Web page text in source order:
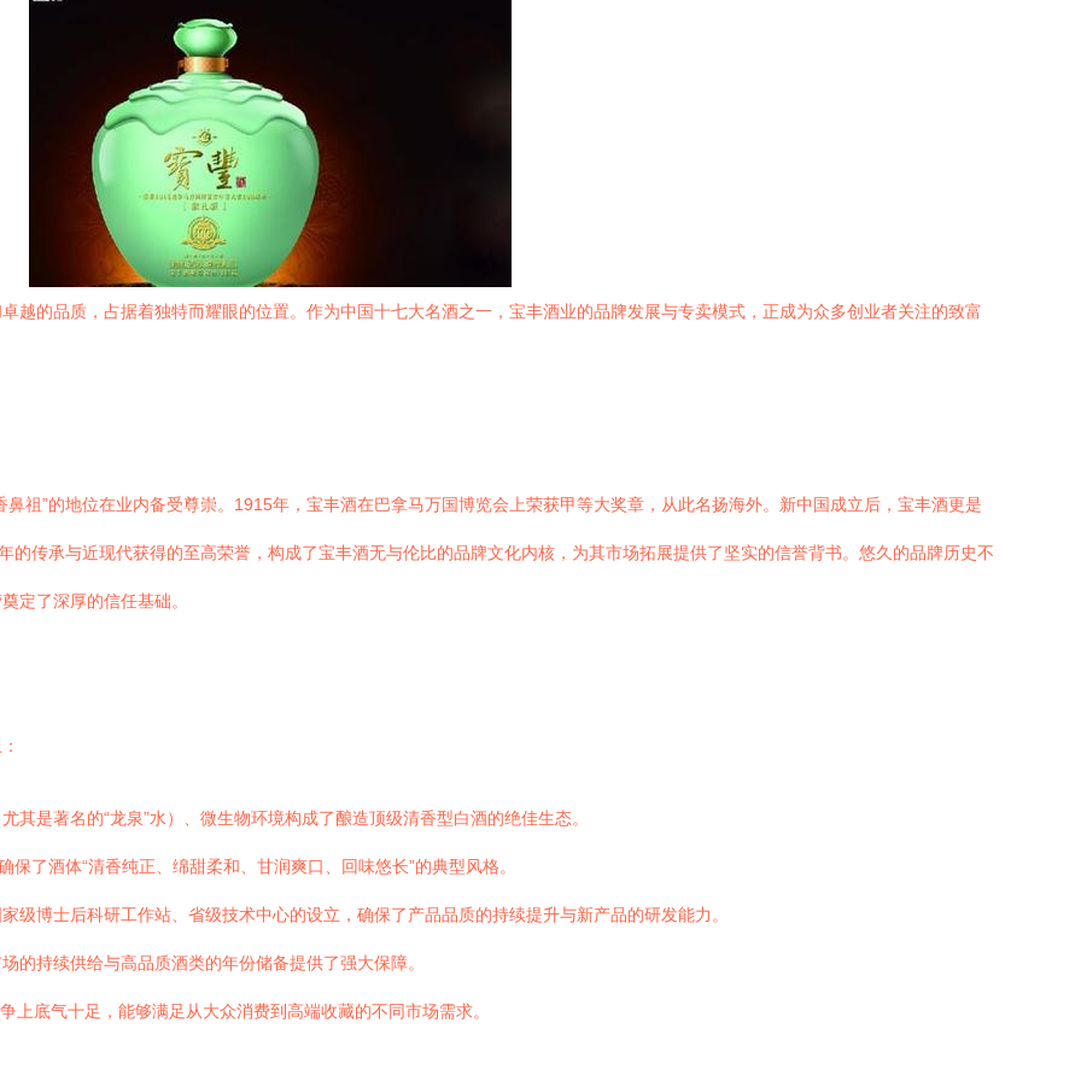
越的品质，占据着独特而耀眼的位置。作为中国十七大名酒之一，宝丰酒业的品牌发展与专卖模式，正成为众多创业者关注的致富
祖”的地位在业内备受尊崇。1915年，宝丰酒在巴拿马万国博览会上荣获甲等大奖章，从此名扬海外。新中国成立后，宝丰酒更是
的传承与近现代获得的至高荣誉，构成了宝丰酒无与伦比的品牌文化内核，为其市场拓展提供了坚实的信誉背书。悠久的品牌历史不
定了深厚的信任基础。
其是著名的“龙泉”水）、微生物环境构成了酿造顶级清香型白酒的绝佳生态。
了酒体“清香纯正、绵甜柔和、甘润爽口、回味悠长”的典型风格。
级博士后科研工作站、省级技术中心的设立，确保了产品品质的持续提升与新产品的研发能力。
的持续供给与高品质酒类的年份储备提供了强大保障。
上底气十足，能够满足从大众消费到高端收藏的不同市场需求。